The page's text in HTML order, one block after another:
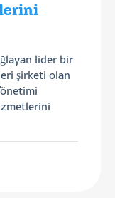
lider bir
şirketi olan